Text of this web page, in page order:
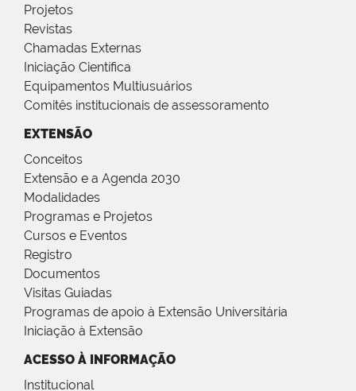
Projetos
Revistas
Chamadas Externas
Iniciação Científica
Equipamentos Multiusuários
Comitês institucionais de assessoramento
EXTENSÃO
Conceitos
Extensão e a Agenda 2030
Modalidades
Programas e Projetos
Cursos e Eventos
Registro
Documentos
Visitas Guiadas
Programas de apoio à Extensão Universitária
Iniciação à Extensão
ACESSO À INFORMAÇÃO
Institucional